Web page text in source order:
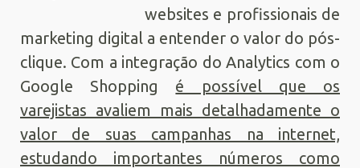
websites e profissionais de
marketing digital a entender o valor do pós-
clique. Com a integração do Analytics com o
Google Shopping é possível que os
varejistas avaliem mais detalhadamente o
valor de suas campanhas na internet,
estudando importantes números como